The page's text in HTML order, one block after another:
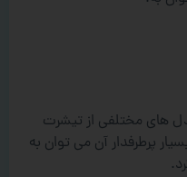
های مختلفی از تیشرت
پرطرفدار آن می توان به